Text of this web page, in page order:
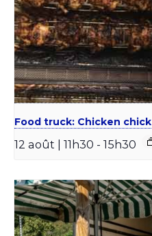
Food truck: Chicken chick
12 août | 11h30 - 15h30